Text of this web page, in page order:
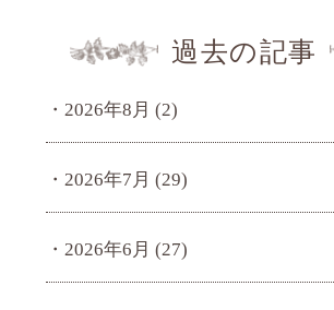
過去の記事
2026年8月 (2)
2026年7月 (29)
2026年6月 (27)